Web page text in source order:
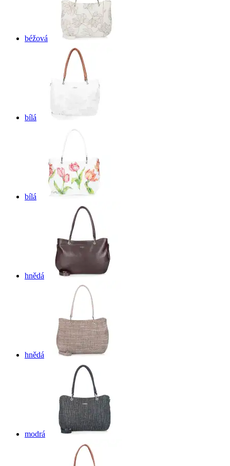
béžová
bílá
bílá
hnědá
hnědá
modrá